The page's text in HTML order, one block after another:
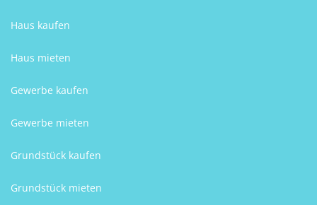
Haus kaufen
Haus mieten
Gewerbe kaufen
Gewerbe mieten
Grundstück kaufen
Grundstück mieten